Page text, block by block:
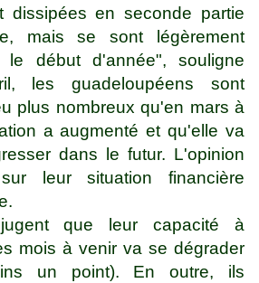
dissipées en seconde partie
mais se sont légèrement
le début d'année", souligne
les guadeloupéens sont
plus nombreux qu'en mars à
a augmenté et qu'elle va
dans le futur. L'opinion
leur situation financière
que leur capacité à
mois à venir va se dégrader
un point). En outre, ils